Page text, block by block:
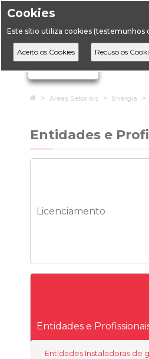
Cookies
Este sítio utiliza cookies (testemunhos
Ignorar links de navegação
HomeÁreas Setoriais Energia
Entidades e
Licenciamento
Entidades e
Entidades Instaladoras de